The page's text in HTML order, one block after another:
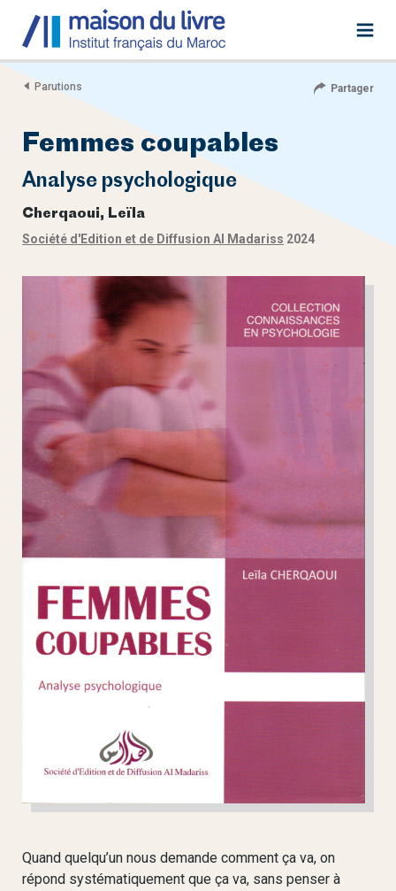
Parutions Partager
Femmes coupables
Analyse psychologique
Cherqaoui, Leïla
Société d'Edition et de Diffusion Al Madariss 2024
Quand quelqu’un nous demande comment ça va, on
répond systématiquement que ça va, sans penser à